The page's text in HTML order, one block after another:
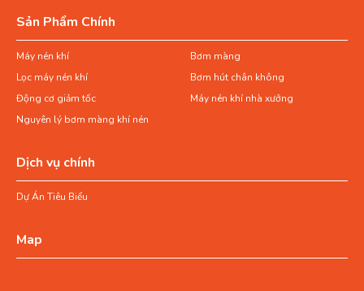
Sản Phẩm Chính
Máy nén khí
Bơm màng
Lọc máy nén khí
Bơm hút chân không
Động cơ giảm tốc
Máy nén khí nhà xưởng
Nguyên lý bơm màng khí nén
Dịch vụ chính
Dự Án Tiêu Biểu
Map